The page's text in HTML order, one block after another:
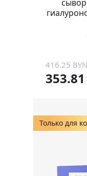
416.25 BYN
353.81
Только для